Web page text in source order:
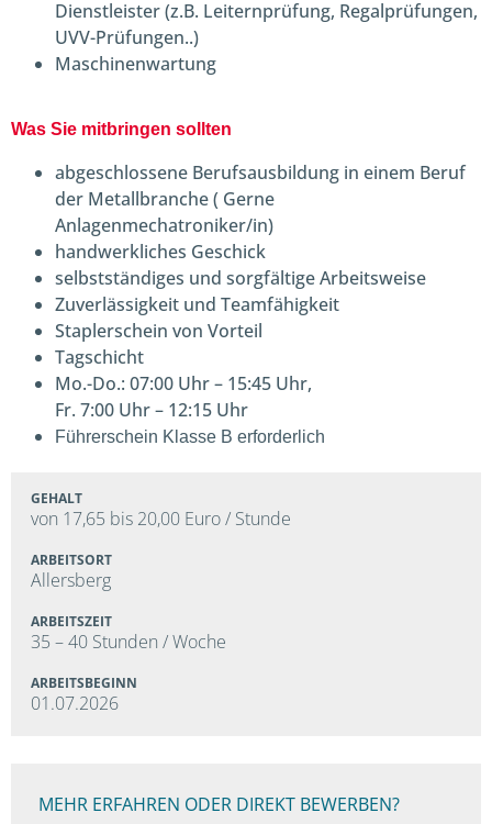
Dienstleister (z.B. Leiternprüfung, Regalprüfungen,
UVV-Prüfungen..)
Maschinenwartung
Was Sie mitbringen sollten
abgeschlossene Berufsausbildung in einem Beruf
der Metallbranche ( Gerne
Anlagenmechatroniker/in)
handwerkliches Geschick
selbstständiges und sorgfältige Arbeitsweise
Zuverlässigkeit und Teamfähigkeit
Staplerschein von Vorteil
Tagschicht
Mo.-Do.: 07:00 Uhr – 15:45 Uhr,
Fr. 7:00 Uhr – 12:15 Uhr
Führerschein Klasse B erforderlich
GEHALT
von 17,65 bis 20,00 Euro / Stunde
ARBEITSORT
Allersberg
ARBEITSZEIT
35 – 40 Stunden / Woche
ARBEITSBEGINN
01.07.2026
MEHR ERFAHREN ODER DIREKT BEWERBEN?